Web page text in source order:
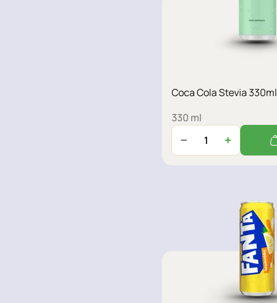
Coca Cola Stevia 330ml
330 ml